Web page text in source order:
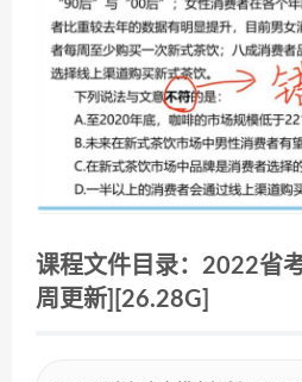
课程文件目录：2022省
周更新][26.28G]